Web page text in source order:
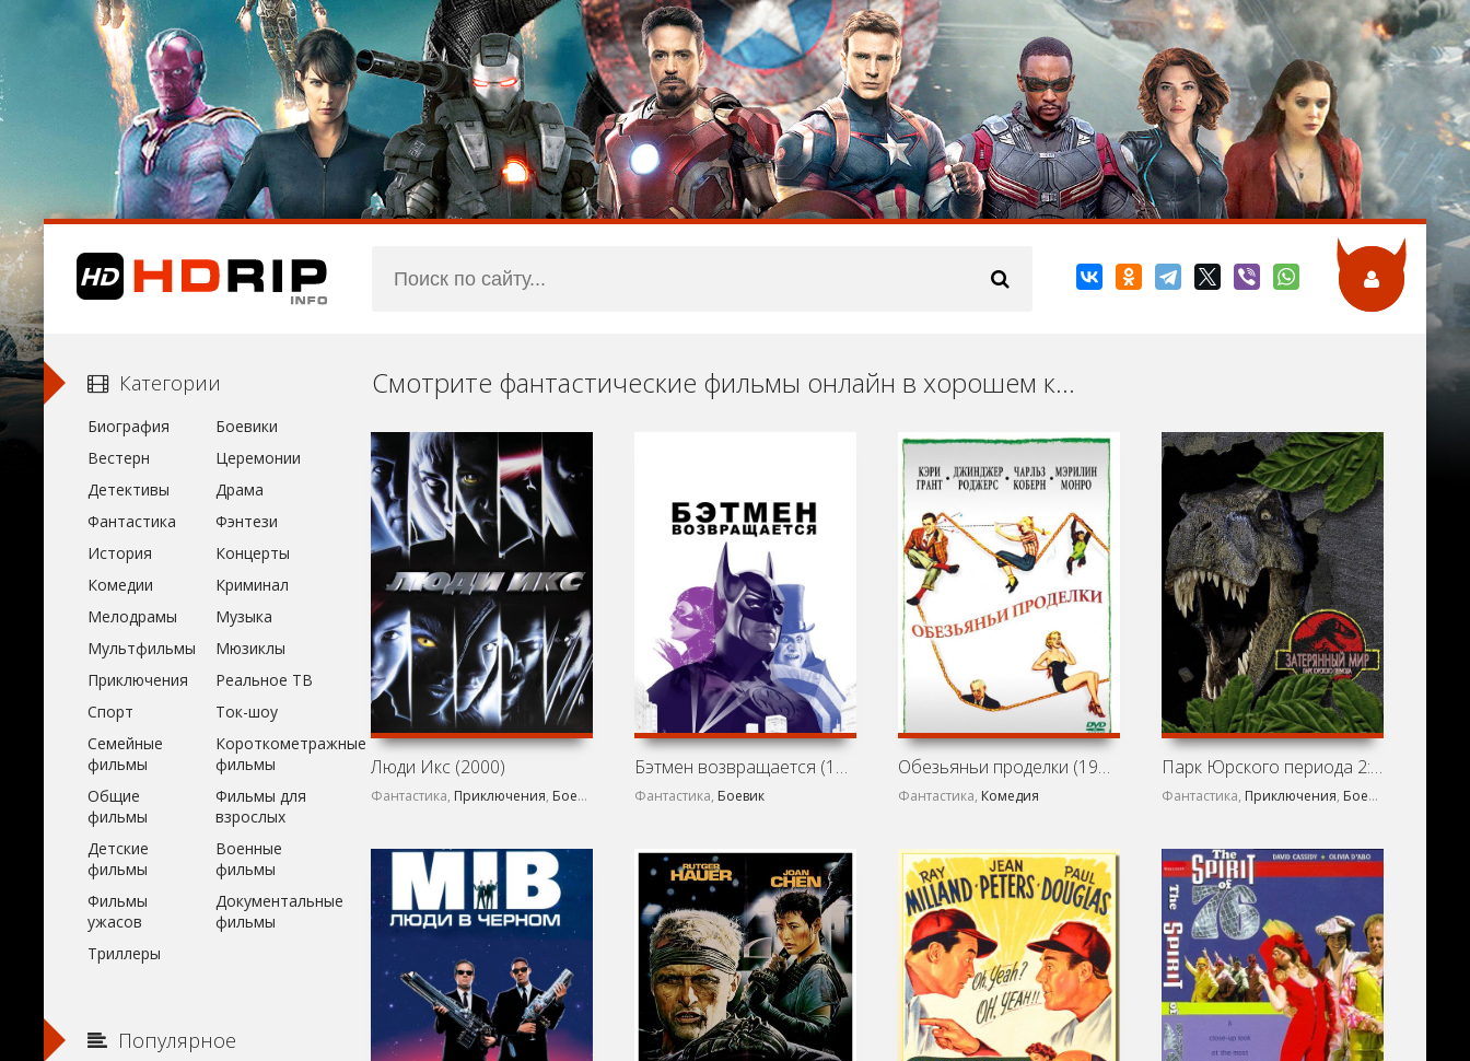
Смотрите фантастические фильмы онлайн в хорошем качестве
Люди Икс (2000)
Фантастика, Приключения, Боевик
Бэтмен возвращается (1992)
Фантастика, Боевик
Обезьяньи проделки (1952)
Фантастика, Комедия
Парк Юрского периода 2: Затерянный мир (1997)
Фантастика, Приключения, Боевик
Категории
Биография
Боевики
Вестерн
Церемонии
Детективы
Драма
Фантастика
Фэнтези
История
Концерты
Комедии
Криминал
Мелодрамы
Музыка
Мультфильмы
Мюзиклы
Приключения
Реальное ТВ
Спорт
Ток-шоу
Семейные
фильмы
Короткометражные
фильмы
Общие
фильмы
Фильмы для
взрослых
Детские
фильмы
Военные
фильмы
Фильмы
ужасов
Документальные
фильмы
Триллеры
Популярное